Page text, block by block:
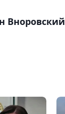
Вноровский